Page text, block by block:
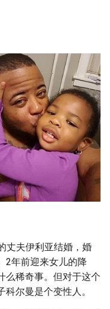
丈夫伊利亚结婚，婚
2年前迎来女儿的降
么稀奇事。但对于这个
尔曼是个变性人。